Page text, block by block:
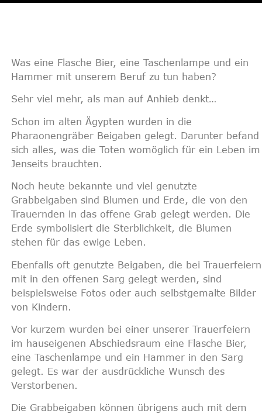
Was eine Flasche Bier, eine Taschenlampe und ein
Hammer mit unserem Beruf zu tun haben?
Sehr viel mehr, als man auf Anhieb denkt…
Schon im alten Ägypten wurden in die
Pharaonengräber Beigaben gelegt. Darunter befand
sich alles, was die Toten womöglich für ein Leben im
Jenseits brauchten.
Noch heute bekannte und viel genutzte
Grabbeigaben sind Blumen und Erde, die von den
Trauernden in das offene Grab gelegt werden. Die
Erde symbolisiert die Sterblichkeit, die Blumen
stehen für das ewige Leben.
Ebenfalls oft genutzte Beigaben, die bei Trauerfeiern
mit in den offenen Sarg gelegt werden, sind
beispielsweise Fotos oder auch selbstgemalte Bilder
von Kindern.
Vor kurzem wurden bei einer unserer Trauerfeiern
im hauseigenen Abschiedsraum eine Flasche Bier,
eine Taschenlampe und ein Hammer in den Sarg
gelegt. Es war der ausdrückliche Wunsch des
Verstorbenen.
Die Grabbeigaben können übrigens auch mit dem